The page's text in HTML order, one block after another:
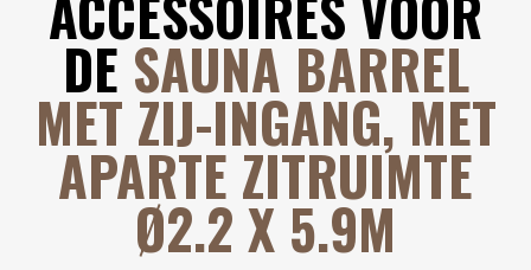
DE SAUNA BARREL
MET ZIJ-INGANG, MET
APARTE ZITRUIMTE
Ø2.2 X 5.9M